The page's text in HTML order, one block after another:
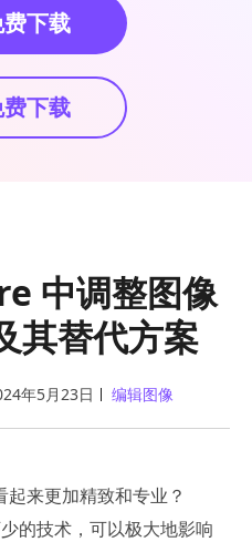
下载
下载
中调整图像
其替代方案
年5月23日 编辑图像
来更加精致和专业？
的技术，可以极大地影响